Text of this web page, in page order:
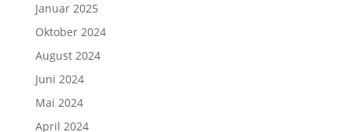
Januar 2025
Oktober 2024
August 2024
Juni 2024
Mai 2024
April 2024